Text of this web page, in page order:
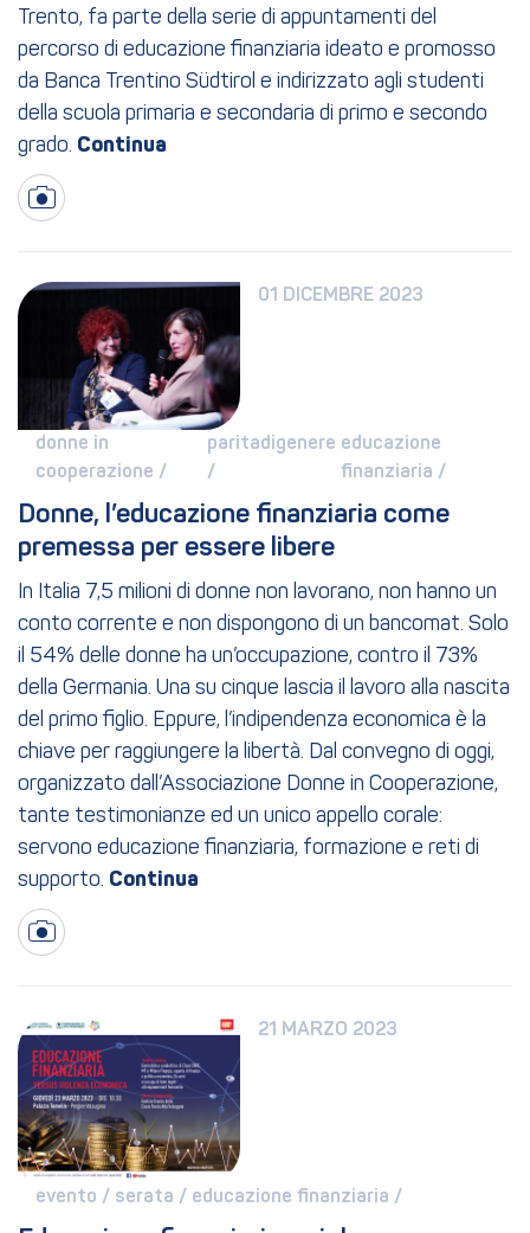
Trento, fa parte della serie di appuntamenti del
percorso di educazione finanziaria ideato e promosso
da Banca Trentino Südtirol e indirizzato agli studenti
della scuola primaria e secondaria di primo e secondo
grado.
01 DICEMBRE 2023
donne in
cooperazione /
paritadigenere
/
educazione
finanziaria /
Donne, l’educazione finanziaria come
premessa per essere libere
In Italia 7,5 milioni di donne non lavorano, non hanno un
conto corrente e non dispongono di un bancomat. Solo
il 54% delle donne ha un’occupazione, contro il 73%
della Germania. Una su cinque lascia il lavoro alla nascita
del primo figlio. Eppure, l’indipendenza economica è la
chiave per raggiungere la libertà. Dal convegno di oggi,
organizzato dall’Associazione Donne in Cooperazione,
tante testimonianze ed un unico appello corale:
servono educazione finanziaria, formazione e reti di
supporto.
21 MARZO 2023
evento / serata / educazione finanziaria /